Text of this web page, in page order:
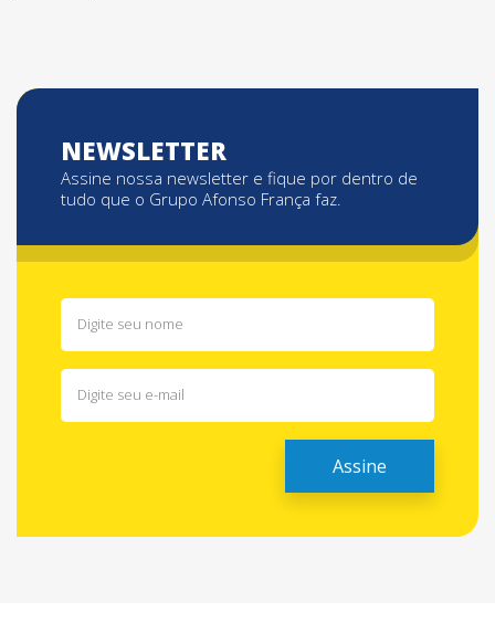
NEWSLETTER
Assine nossa newsletter e fique por dentro de
tudo que o Grupo Afonso França faz.